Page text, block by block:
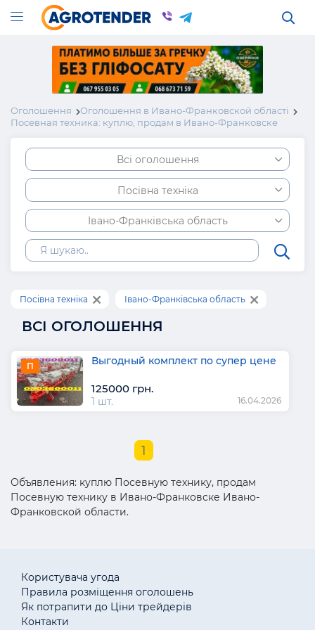
Оголошення
Оголошення в Ивано-Франковской області
Посевная техника: куплю, продам в Ивано-Франковске
Всі оголошення
Посівна техніка
Івано-Франківська область
Посівна техніка Івано-Франківська область
ВСІ ОГОЛОШЕННЯ
П Выгодный комплект по супер цене
125000 грн.
1 шт. 16.04.2026
1
Объявления: куплю Посевную технику, продам
Посевную технику в Ивано-Франковске Ивано-
Франковской области.
Користувача угода
Правила розміщення оголошень
Як потрапити до Ціни трейдерів
Контакти